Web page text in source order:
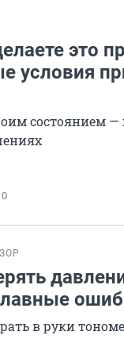
это
условия
состоянием —
в руки